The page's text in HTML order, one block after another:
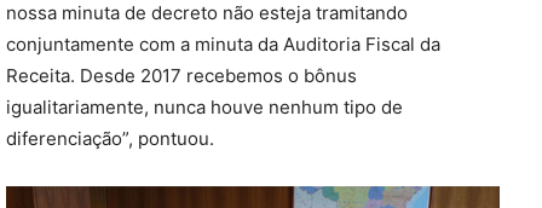
nossa minuta de decreto não esteja tramitando
conjuntamente com a minuta da Auditoria Fiscal da
Receita. Desde 2017 recebemos o bônus
igualitariamente, nunca houve nenhum tipo de
diferenciação”, pontuou.